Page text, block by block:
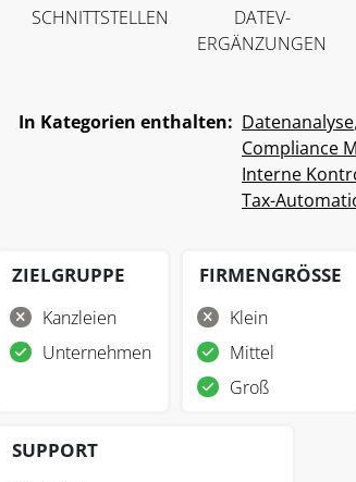
SCHNITTSTELLEN
DATEV-
ERGÄNZUNGEN
In Kategorien enthalten: Datenanalyse,
Compliance
Interne
Tax-
ZIELGRUPPE
Kanzleien
Unternehmen
FIRMENGRÖSSE
Klein
Mittel
Groß
SUPPORT